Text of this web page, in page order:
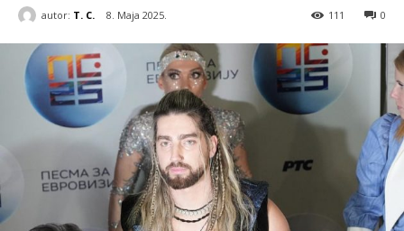
autor: T. C. 8. Maja 2025. 0
111